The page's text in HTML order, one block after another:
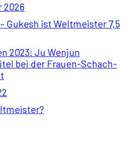
2026
Gukesh ist Weltmeister 7,5
2023: Ju Wenjun
bei der Frauen-Schach-